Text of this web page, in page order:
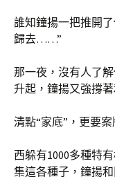
誰知鐘揚一把推開
歸去……”
那一夜，沒有人了
升起，鐘揚又強撐
清點“家底”，更要
西躲有1000多種特
集這各種子，鐘揚